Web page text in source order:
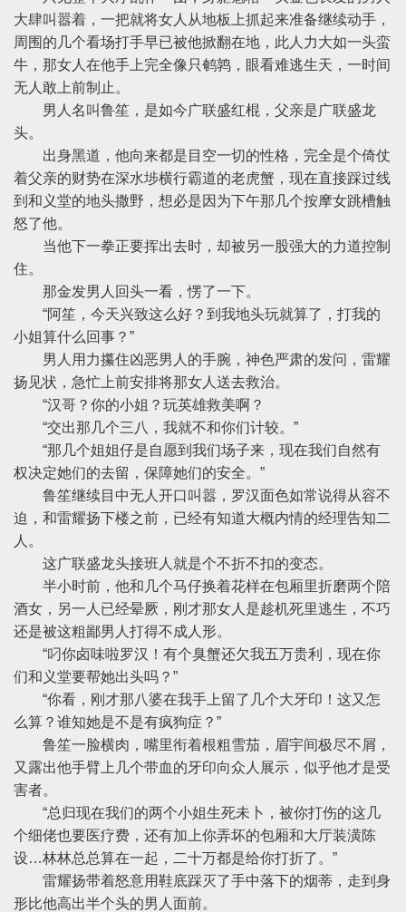
大肆叫嚣着，一把就将女人从地板上抓起来准备继续动手，
周围的几个看场打手早已被他掀翻在地，此人力大如一头蛮
牛，那女人在他手上完全像只鹌鹑，眼看难逃生天，一时间
无人敢上前制止。
男人名叫鲁笙，是如今广联盛红棍，父亲是广联盛龙
头。
出身黑道，他向来都是目空一切的性格，完全是个倚仗
着父亲的财势在深水埗横行霸道的老虎蟹，现在直接踩过线
到和义堂的地头撒野，想必是因为下午那几个按摩女跳槽触
怒了他。
当他下一拳正要挥出去时，却被另一股强大的力道控制
住。
那金发男人回头一看，愣了一下。
“阿笙，今天兴致这么好？到我地头玩就算了，打我的
小姐算什么回事？”
男人用力攥住凶恶男人的手腕，神色严肃的发问，雷耀
扬见状，急忙上前安排将那女人送去救治。
“汉哥？你的小姐？玩英雄救美啊？
“交出那几个三八，我就不和你们计较。”
“那几个姐姐仔是自愿到我们场子来，现在我们自然有
权决定她们的去留，保障她们的安全。”
鲁笙继续目中无人开口叫嚣，罗汉面色如常说得从容不
迫，和雷耀扬下楼之前，已经有知道大概内情的经理告知二
人。
这广联盛龙头接班人就是个不折不扣的变态。
半小时前，他和几个马仔换着花样在包厢里折磨两个陪
酒女，另一人已经晕厥，刚才那女人是趁机死里逃生，不巧
还是被这粗鄙男人打得不成人形。
“叼你卤味啦罗汉！有个臭蟹还欠我五万贵利，现在你
们和义堂要帮她出头吗？”
“你看，刚才那八婆在我手上留了几个大牙印！这又怎
么算？谁知她是不是有疯狗症？”
鲁笙一脸横肉，嘴里衔着根粗雪茄，眉宇间极尽不屑，
又露出他手臂上几个带血的牙印向众人展示，似乎他才是受
害者。
“总归现在我们的两个小姐生死未卜，被你打伤的这几
个细佬也要医疗费，还有加上你弄坏的包厢和大厅装潢陈
设…林林总总算在一起，二十万都是给你打折了。”
雷耀扬带着怒意用鞋底踩灭了手中落下的烟蒂，走到身
形比他高出半个头的男人面前。